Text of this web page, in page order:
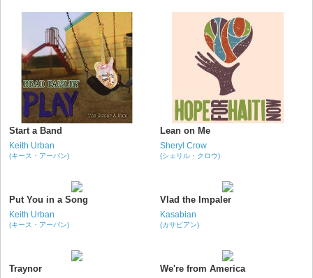
Start a Band
Keith Urban
(キース・アーバン)
Lean on Me
Sheryl Crow
(シェリル・クロウ)
Put You in a Song
Keith Urban
(キース・アーバン)
Vlad the Impaler
Kasabian
(カサビアン)
Traynor We're from America